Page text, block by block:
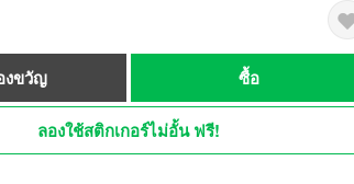
งขวัญ ซื้อ
ลองใช้สติกเกอร์ไม่อั้น ฟรี!